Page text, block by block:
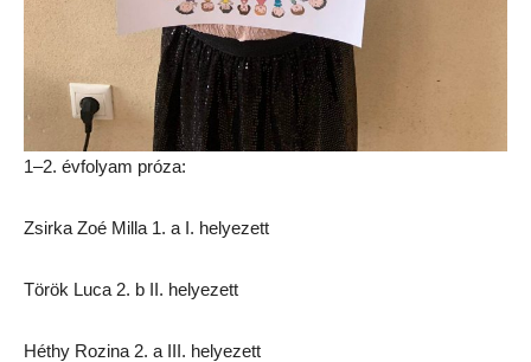
1–2. évfolyam próza:
Zsirka Zoé Milla 1. a I. helyezett
Török Luca 2. b II. helyezett
Héthy Rozina 2. a III. helyezett